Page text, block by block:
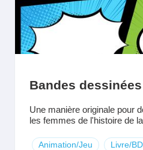
Bandes dessinées
Une manière originale pour
les femmes de l'histoire de
Animation/Jeu Livre/BD